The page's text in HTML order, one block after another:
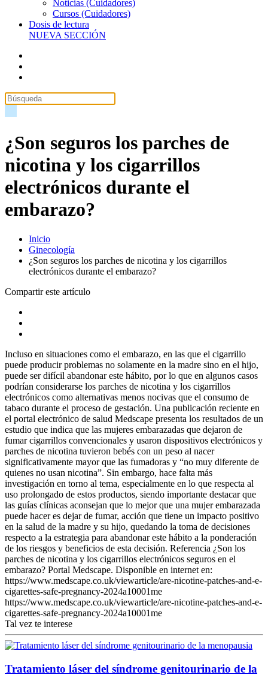
Noticias (Cuidadores)
Cursos (Cuidadores)
Dosis de lectura
NUEVA SECCIÓN
¿Son seguros los parches de
nicotina y los cigarrillos
electrónicos durante el
embarazo?
Inicio
Ginecología
¿Son seguros los parches de nicotina y los cigarrillos
electrónicos durante el embarazo?
Compartir este artículo
Incluso en situaciones como el embarazo, en las que el cigarrillo
puede producir problemas no solamente en la madre sino en el hijo,
puede ser difícil abandonar este hábito, por lo que en algunos casos
podrían considerarse los parches de nicotina y los cigarrillos
electrónicos como alternativas menos nocivas que el consumo de
tabaco durante el proceso de gestación. Una publicación reciente en
el portal electrónico de salud Medscape presenta los resultados de un
estudio que indica que las mujeres embarazadas que dejaron de
fumar cigarrillos convencionales y usaron dispositivos electrónicos y
parches de nicotina tuvieron bebés con un peso al nacer
significativamente mayor que las fumadoras y “no muy diferente de
quienes no usan nicotina”. Sin embargo, hace falta más
investigación en torno al tema, especialmente en lo que respecta al
uso prolongado de estos productos, siendo importante destacar que
las guías clínicas aconsejan que lo mejor que una mujer embarazada
puede hacer es dejar de fumar, acción que tiene un impacto positivo
en la salud de la madre y su hijo, quedando la toma de decisiones
respecto a la estrategia para abandonar este hábito a la ponderación
de los riesgos y beneficios de esta decisión. Referencia ¿Son los
parches de nicotina y los cigarrillos electrónicos seguros en el
embarazo? Portal Medscape. Disponible en internet en:
https://www.medscape.co.uk/viewarticle/are-nicotine-patches-and-e-
cigarettes-safe-pregnancy-2024a10001me
https://www.medscape.co.uk/viewarticle/are-nicotine-patches-and-e-
cigarettes-safe-pregnancy-2024a10001me
Tal vez te interese
Tratamiento láser del síndrome genitourinario de la